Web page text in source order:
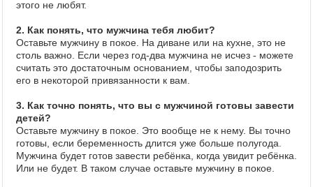
этого не любят.
2. Как понять, что мужчина тебя любит?
Оставьте мужчину в покое. На диване или на кухне, это не
столь важно. Если через год-два мужчина не исчез - можете
считать это достаточным основанием, чтобы заподозрить
его в некоторой привязанности к вам.
3. Как точно понять, что вы с мужчиной готовы завести
детей?
Оставьте мужчину в покое. Это вообще не к нему. Вы точно
готовы, если беременность длится уже больше полугода.
Мужчина будет готов завести ребёнка, когда увидит ребёнка.
Или не будет. В таком случае оставьте мужчину в покое.